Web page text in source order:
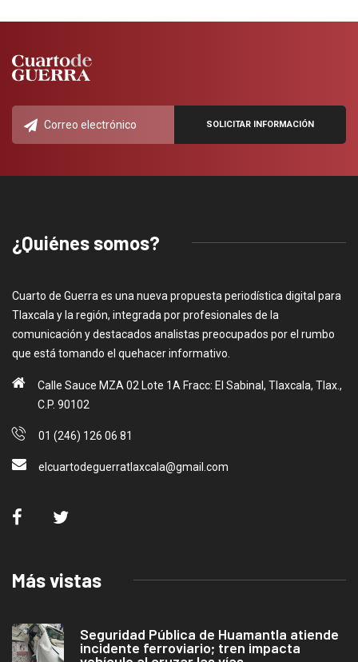
¿Quiénes somos?
Cuarto de Guerra es una nueva propuesta periodística digital para
Tlaxcala y la región, integrada por profesionales de la
comunicación y destacados analistas preocupados por el rumbo
que está tomando el quehacer informativo.
Calle Sauce MZA 02 Lote 1A Fracc: El Sabinal, Tlaxcala, Tlax.,
C.P. 90102
01 (246) 126 06 81
elcuartodeguerratlaxcala@gmail.com
Más vistas
Seguridad Pública de Huamantla atiende
incidente ferroviario; tren impacta